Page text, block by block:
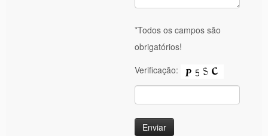
*Todos os campos são
obrigatórios!
Verificação: